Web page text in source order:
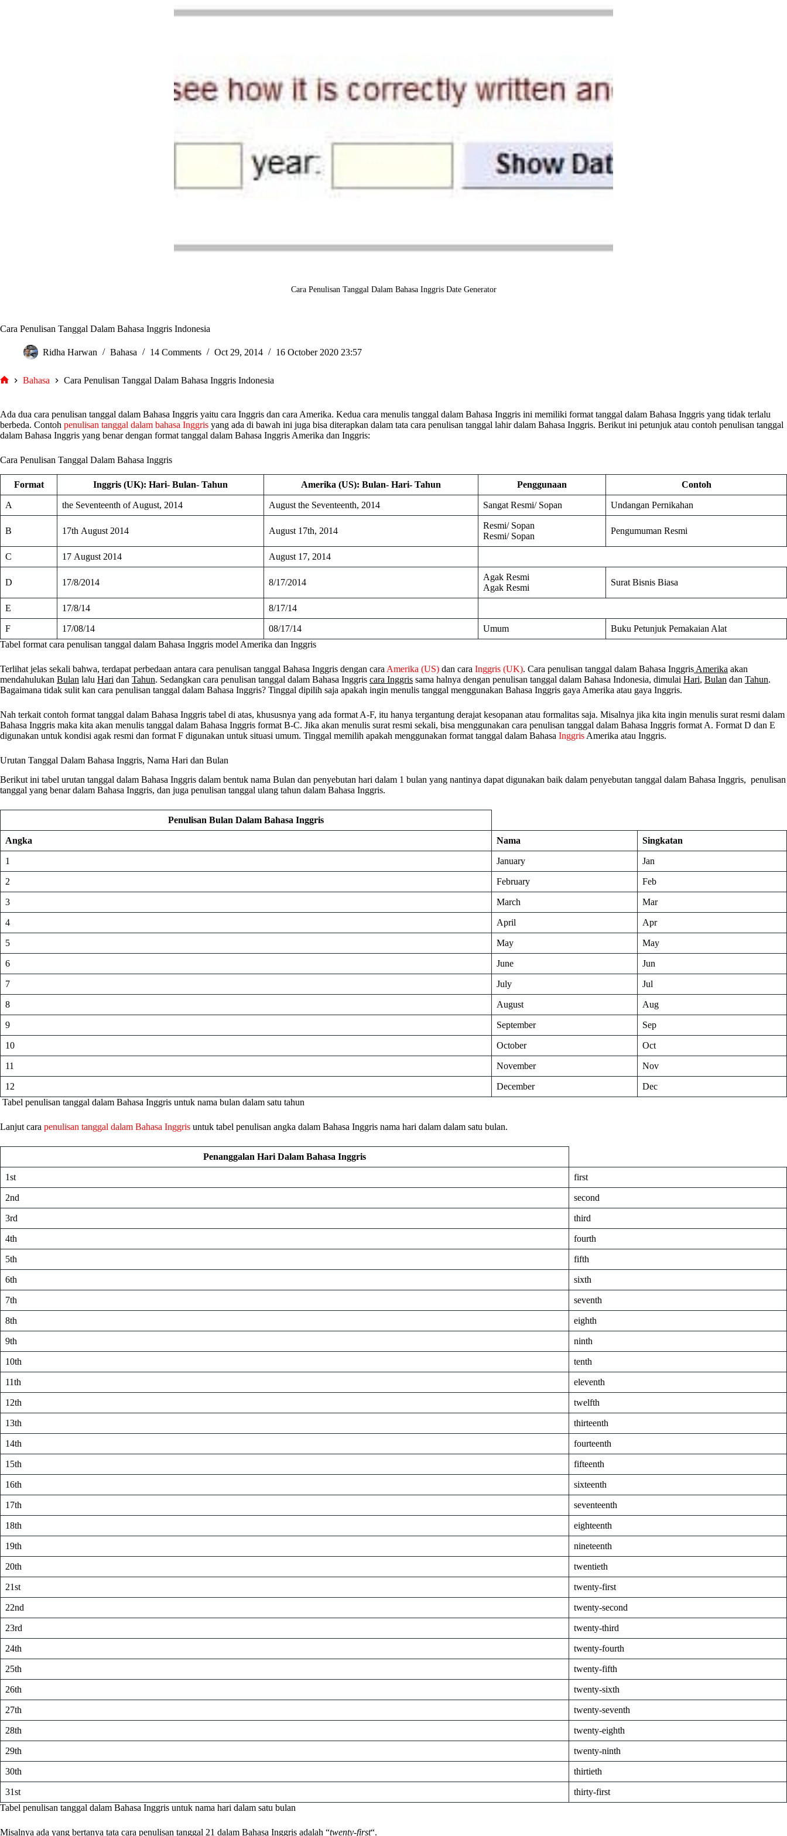
Cara Penulisan Tanggal Dalam Bahasa Inggris Date Generator
Cara Penulisan Tanggal Dalam Bahasa Inggris Indonesia
Ridha Harwan Bahasa 14 Comments Oct 29, 2014 16 October 2020 23:57
Bahasa Cara Penulisan Tanggal Dalam Bahasa Inggris Indonesia
Ada dua cara penulisan tanggal dalam Bahasa Inggris yaitu cara Inggris dan cara Amerika. Kedua cara menulis tanggal dalam Bahasa Inggris ini memiliki format tanggal dalam Bahasa Inggris yang tidak terlalu
berbeda. Contoh penulisan tanggal dalam bahasa Inggris yang ada di bawah ini juga bisa diterapkan dalam tata cara penulisan tanggal lahir dalam Bahasa Inggris. Berikut ini petunjuk atau contoh penulisan tanggal
dalam Bahasa Inggris yang benar dengan format tanggal dalam Bahasa Inggris Amerika dan Inggris:
Cara Penulisan Tanggal Dalam Bahasa Inggris
Format Inggris (UK): Hari- Bulan- Tahun Amerika (US): Bulan- Hari- Tahun Penggunaan Contoh
A the Seventeenth of August, 2014 August the Seventeenth, 2014 Sangat Resmi/ Sopan Undangan Pernikahan
B 17th August 2014 August 17th, 2014
Resmi/ Sopan
Resmi/ Sopan
Pengumuman Resmi
C 17 August 2014 August 17, 2014
D 17/8/2014 8/17/2014
Agak Resmi
Agak Resmi
Surat Bisnis Biasa
E 17/8/14 8/17/14
F 17/08/14 08/17/14 Umum
Buku Petunjuk Pemakaian Alat
Tabel format cara penulisan tanggal dalam Bahasa Inggris model Amerika dan Inggris
Terlihat jelas sekali bahwa, terdapat perbedaan antara cara penulisan tanggal Bahasa Inggris dengan cara Amerika (US) dan cara Inggris (UK). Cara penulisan tanggal dalam Bahasa Inggris Amerika akan
mendahulukan Bulan lalu Hari dan Tahun. Sedangkan cara penulisan tanggal dalam Bahasa Inggris cara Inggris sama halnya dengan penulisan tanggal dalam Bahasa Indonesia, dimulai Hari, Bulan dan Tahun.
Bagaimana tidak sulit kan cara penulisan tanggal dalam Bahasa Inggris? Tinggal dipilih saja apakah ingin menulis tanggal menggunakan Bahasa Inggris gaya Amerika atau gaya Inggris.
Nah terkait contoh format tanggal dalam Bahasa Inggris tabel di atas, khususnya yang ada format A-F, itu hanya tergantung derajat kesopanan atau formalitas saja. Misalnya jika kita ingin menulis surat resmi dalam
Bahasa Inggris maka kita akan menulis tanggal dalam Bahasa Inggris format B-C. Jika akan menulis surat resmi sekali, bisa menggunakan cara penulisan tanggal dalam Bahasa Inggris format A. Format D dan E
digunakan untuk kondisi agak resmi dan format F digunakan untuk situasi umum. Tinggal memilih apakah menggunakan format tanggal dalam Bahasa Inggris Amerika atau Inggris.
Urutan Tanggal Dalam Bahasa Inggris, Nama Hari dan Bulan
Berikut ini tabel urutan tanggal dalam Bahasa Inggris dalam bentuk nama Bulan dan penyebutan hari dalam 1 bulan yang nantinya dapat digunakan baik dalam penyebutan tanggal dalam Bahasa Inggris, penulisan
tanggal yang benar dalam Bahasa Inggris, dan juga penulisan tanggal ulang tahun dalam Bahasa Inggris.
Penulisan Bulan Dalam Bahasa Inggris
Angka Nama Singkatan
1 January Jan
2 February Feb
3 March Mar
4 April Apr
5 May May
6 June Jun
7 July Jul
8 August Aug
9 September Sep
10 October Oct
11 November Nov
12 December
Dec
Tabel penulisan tanggal dalam Bahasa Inggris untuk nama bulan dalam satu tahun
Lanjut cara penulisan tanggal dalam Bahasa Inggris untuk tabel penulisan angka dalam Bahasa Inggris nama hari dalam dalam satu bulan.
Penanggalan Hari Dalam Bahasa Inggris
1st first
2nd second
3rd third
4th fourth
5th fifth
6th sixth
7th seventh
8th eighth
9th ninth
10th tenth
11th eleventh
12th twelfth
13th thirteenth
14th fourteenth
15th fifteenth
16th sixteenth
17th seventeenth
18th eighteenth
19th nineteenth
20th twentieth
21st twenty-first
22nd twenty-second
23rd twenty-third
24th twenty-fourth
25th twenty-fifth
26th twenty-sixth
27th twenty-seventh
28th twenty-eighth
29th twenty-ninth
30th thirtieth
31st
thirty-first
Tabel penulisan tanggal dalam Bahasa Inggris untuk nama hari dalam satu bulan
Misalnya ada yang bertanya tata cara penulisan tanggal 21 dalam Bahasa Inggris adalah “twenty-first“.